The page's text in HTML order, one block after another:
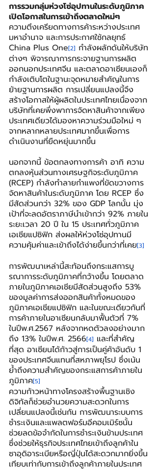
การรวมกลุ่มห่วงโซ่อุปทานในระดับภูมิภาค
เปิดโอกาสในการเข้าถึงตลาดใหม่ๆ
ความตึงเครียดทางการค้าระหว่างประเทศ
มหาอำนาจ และการประกาศใช้กลยุทธ์
China Plus One[2] กำลังผลักดันให้บริษัท
ต่างๆ พิจารณาการกระจายฐานการผลิต
ออกนอกประเทศจีน และตลาดอาเซียนเองก็
กำลังเติบโตในฐานะจุดหมายสำคัญในการ
ย้ายฐานการผลิต การเปลี่ยนแปลงนี้จึง
สร้างโอกาสให้ผู้ผลิตในประเทศไทยเนื่องจาก
บริษัทที่เคยพึ่งพาการจัดหาสินค้าจากเพียง
ประเทศเดียวได้มองหาความร่วมมือใหม่ ๆ
จากหลากหลายประเทศมากขึ้นเพื่อการ
ดำเนินงานที่ยืดหยุ่นมากขึ้น
นอกจากนี้ ข้อตกลงทางการค้า อาทิ ความ
ตกลงหุ้นส่วนทางเศรษฐกิจระดับภูมิภาค
(RCEP) กำลังทำลายกำแพงที่ขัดขวางการ
จัดหาสินค้าในระดับภูมิภาค โดย RCEP ซึ่ง
มีสัดส่วนกว่า 32% ของ GDP โลกนั้น มุ่ง
เป้าที่จะลดอัตราภาษีนำเข้ากว่า 92% ภายใน
ระยะเวลา 20 ปี ใน 15 ประเทศทั่วภูมิภาค
เอเชียแปซิฟิก ส่งผลให้ห่วงโซ่อุปทานมี
ความคุ้มค่าและเข้าถึงได้ง่ายขึ้นกว่าที่เคย[3]
การพัฒนาเหล่านี้สะท้อนถึงกระแสการบู
รณาการระดับภูมิภาคที่กว้างขึ้น โดยตลาด
ภายในภูมิภาคเอเชียมีสัดส่วนสูงถึง 53%
ของมูลค่าการส่งออกสินค้าทั้งหมดของ
ภูมิภาคเอเชียแปซิฟิก และในขณะเดียวกันที่
การค้าภายในอาเซียนกลับมาฟื้นตัวที่ 7%
ในปีพ.ศ.2567 หลังจากหดตัวลงอย่างมาก
ถึง 13% ในปีพ.ศ. 2566[4] และที่สำคัญ
ที่สุด อาเซียนได้ก้าวสู่การเป็นคู่ค้าอันดับ 1
ของประเทศจีนแทนที่สหภาพยุโรป ซึ่งเน้น
ย้ำถึงความสำคัญของกระแสการค้าภายใน
ภูมิภาค[5]
ความก้าวหน้าทางโครงสร้างพื้นฐานเชิง
ดิจิทัลก็ช่วยอำนวยความสะดวกในการ
เปลี่ยนแปลงนี้เช่นกัน การพัฒนาระบบการ
ชำระเงินและแพลตฟอร์มอีคอมเมิร์ซนั้น
ช่วยลดข้อจำกัดในการชำระเงินข้ามประเทศ
ซึ่งช่วยให้ธุรกิจประเทศไทยเข้าถึงลูกค้าใน
ซาอุดิอาระเบียหรือญี่ปุ่นได้สะดวกมากยิ่งขึ้น
เทียบเท่ากับการเข้าถึงลูกค้าภายในประเทศ